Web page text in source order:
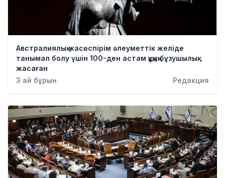
Австралиялық жасөспірім әлеуметтік желіде
танымал болу үшін 100-ден астам құқық бұзушылық
жасаған
3 ай бұрын
Редакция